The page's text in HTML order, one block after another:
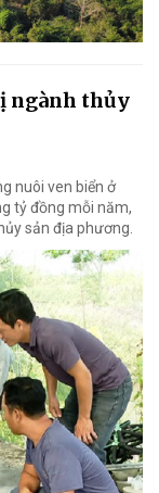
ngành thủy
nuôi ven biển ở
tỷ đồng mỗi năm,
sản địa phương.